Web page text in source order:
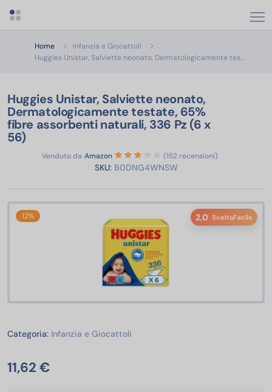
Apri menu categorie
Home
Infanzia e Giocattoli
Huggies Unistar, Salviette neonato, Dermatologicamente tes…
Huggies Unistar, Salviette neonato,
Dermatologicamente testate, 65%
fibre assorbenti naturali, 336 Pz (6 x
56)
Venduto da Amazon (152 recensioni)
SKU:B0DNG4WNSW
12% 2,0 SceltaFacile
Categoria: Infanzia e Giocattoli
11,62 €